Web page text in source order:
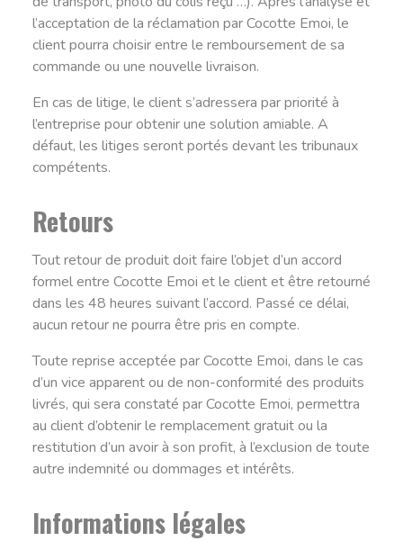
l’acceptation de la réclamation par Cocotte Emoi, le
client pourra choisir entre le remboursement de sa
commande ou une nouvelle livraison.
En cas de litige, le client s’adressera par priorité à
l’entreprise pour obtenir une solution amiable. A
défaut, les litiges seront portés devant les tribunaux
compétents.
Retours
Tout retour de produit doit faire l’objet d’un accord
formel entre Cocotte Emoi et le client et être retourné
dans les 48 heures suivant l’accord. Passé ce délai,
aucun retour ne pourra être pris en compte.
Toute reprise acceptée par Cocotte Emoi, dans le cas
d’un vice apparent ou de non-conformité des produits
livrés, qui sera constaté par Cocotte Emoi, permettra
au client d’obtenir le remplacement gratuit ou la
restitution d’un avoir à son profit, à l’exclusion de toute
autre indemnité ou dommages et intérêts.
Informations légales